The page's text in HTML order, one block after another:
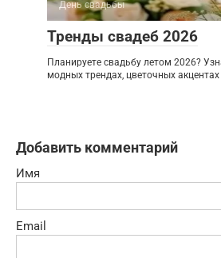
День свадьбы
Тренды свадеб 2026
Планируете свадьбу летом 2026?
модных трендах, цветочных
Добавить комментарий
Имя
Email